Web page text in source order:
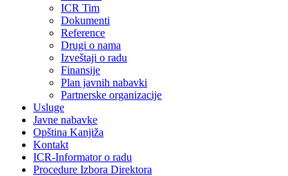
ICR Tim
Dokumenti
Reference
Drugi o nama
Izveštaji o radu
Finansije
Plan javnih nabavki
Partnerske organizacije
Usluge
Javne nabavke
Opština Kanjiža
Kontakt
ICR-Informator o radu
Procedure Izbora Direktora